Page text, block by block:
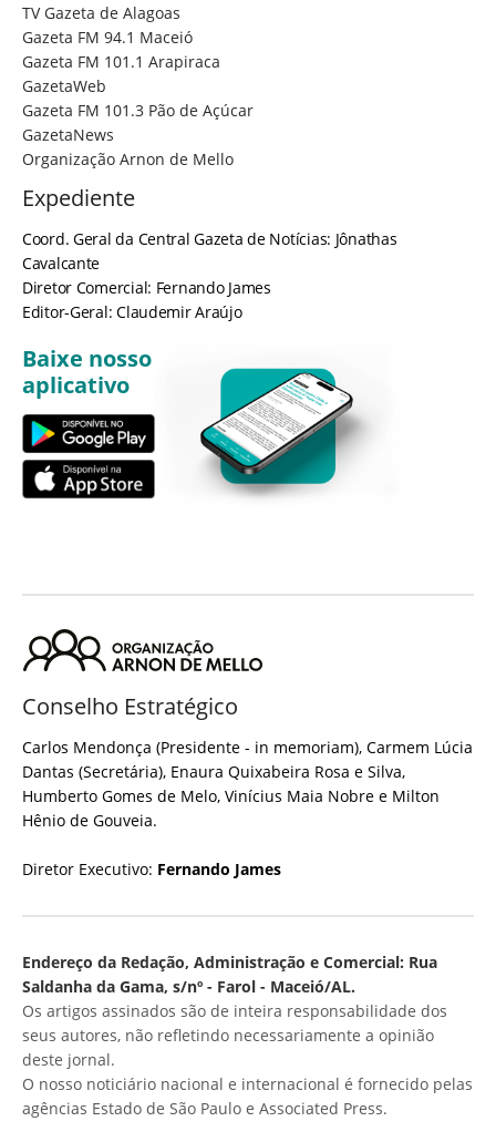
TV Gazeta de Alagoas
Gazeta FM 94.1 Maceió
Gazeta FM 101.1 Arapiraca
GazetaWeb
Gazeta FM 101.3 Pão de Açúcar
GazetaNews
Organização Arnon de Mello
Expediente
Coord. Geral da Central Gazeta de Notícias: Jônathas
Cavalcante
Diretor Comercial: Fernando James
Editor-Geral: Claudemir Araújo
Baixe nosso
aplicativo
Conselho Estratégico
Carlos Mendonça (Presidente - in memoriam), Carmem Lúcia
Dantas (Secretária), Enaura Quixabeira Rosa e Silva,
Humberto Gomes de Melo, Vinícius Maia Nobre e Milton
Hênio de Gouveia.
Diretor Executivo: Fernando James
Endereço da Redação, Administração e Comercial: Rua
Saldanha da Gama, s/nº - Farol - Maceió/AL.
Os artigos assinados são de inteira responsabilidade dos
seus autores, não refletindo necessariamente a opinião
deste jornal.
O nosso noticiário nacional e internacional é fornecido pelas
agências Estado de São Paulo e Associated Press.